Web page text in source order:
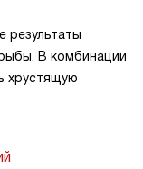
результаты
В комбинации
хрустящую